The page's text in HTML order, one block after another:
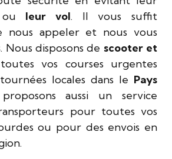
ou leur vol. Il vous suffit
nous appeler et nous vous
Nous disposons de scooter et
vos courses urgentes
locales dans le Pays
aussi un service
pour toutes vos
ou pour des envois en